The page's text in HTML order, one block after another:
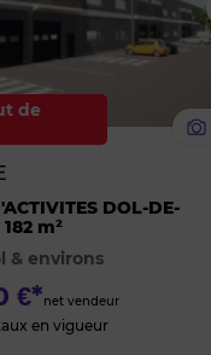
de
DOL-DE-
m²
& environs
€*net vendeur
en vigueur